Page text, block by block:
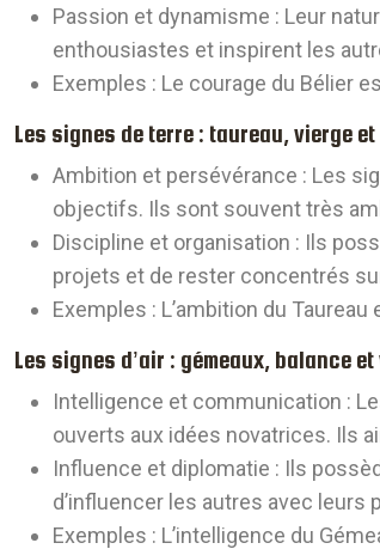
Passion et dynamisme : Leur
enthousiastes et inspirent les
Exemples : Le courage du Bélier
Les signes de terre : taureau, vierge
Ambition et persévérance : Les
objectifs. Ils sont souvent très
Discipline et organisation : Ils
projets et de rester concentrés
Exemples : L’ambition du
Les signes d’air : gémeaux, balance
Intelligence et communication :
ouverts aux idées novatrices. Ils
Influence et diplomatie : Ils
d’influencer les autres avec leurs
Exemples : L’intelligence du